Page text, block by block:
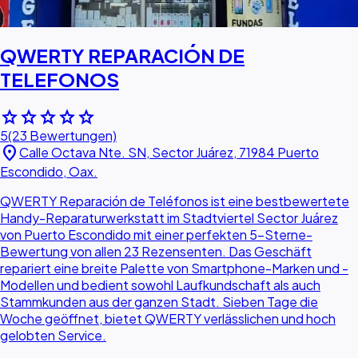
QWERTY REPARACIÓN DE
TELEFONOS
starstarstarstarstar
5(23 Bewertungen)
location_onCalle Octava Nte. SN, Sector Juárez, 71984 Puerto
Escondido, Oax.
QWERTY Reparación de Teléfonos ist eine bestbewertete
Handy-Reparaturwerkstatt im Stadtviertel Sector Juárez
von Puerto Escondido mit einer perfekten 5-Sterne-
Bewertung von allen 23 Rezensenten. Das Geschäft
repariert eine breite Palette von Smartphone-Marken und -
Modellen und bedient sowohl Laufkundschaft als auch
Stammkunden aus der ganzen Stadt. Sieben Tage die
Woche geöffnet, bietet QWERTY verlässlichen und hoch
gelobten Service.